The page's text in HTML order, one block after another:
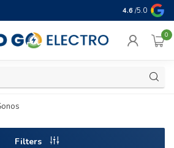
Geld terug
4.6 /5.0
0
Filters